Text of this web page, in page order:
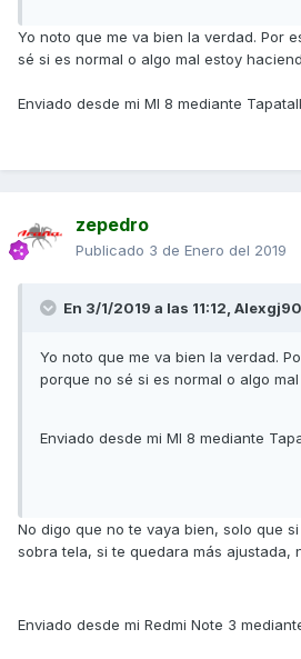
Yo noto que me va bien la verdad. Por
sé si es normal o algo mal estoy
Enviado desde mi MI 8 mediante
zepedro
Publicado 3 de Enero del 2019
En 3/1/2019 a las 11:12,
Yo noto que me va bien la verdad.
porque no sé si es normal o algo
Enviado desde mi MI 8 mediante
No digo que no te vaya bien, solo que
sobra tela, si te quedara más ajustada,
Enviado desde mi Redmi Note 3